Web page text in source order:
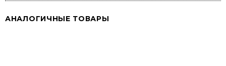
АНАЛОГИЧНЫЕ ТОВАРЫ